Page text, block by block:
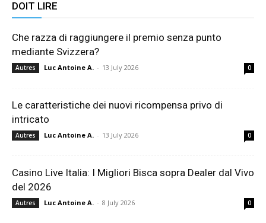
DOIT LIRE
Che razza di raggiungere il premio senza punto
mediante Svizzera?
Autres Luc Antoine A. - 13 July 2026 0
Le caratteristiche dei nuovi ricompensa privo di
intricato
Autres Luc Antoine A. - 13 July 2026 0
Casino Live Italia: I Migliori Bisca sopra Dealer dal Vivo
del 2026
Autres Luc Antoine A. - 8 July 2026 0